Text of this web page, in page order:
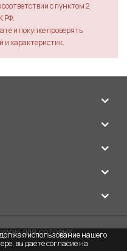
с пунктом 2
РФ.
и покупке проверять
характеристик.
для сотовых
использование нашего
вы даете согласие на